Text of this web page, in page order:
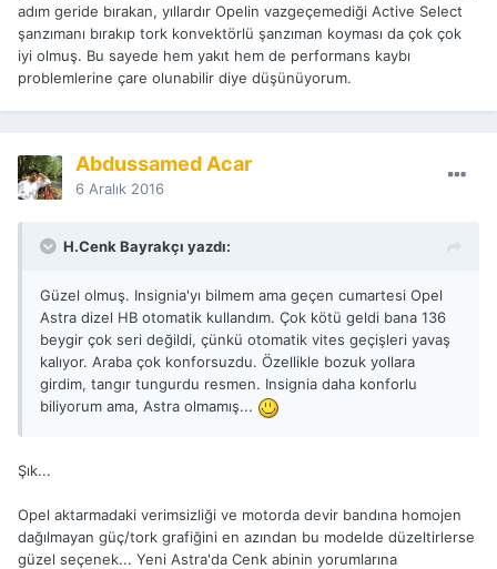
adım geride bırakan, yıllardır Opelin vazgeçemediği Active Select
şanzımanı bırakıp tork konvektörlü şanzıman koyması da çok çok
iyi olmuş. Bu sayede hem yakıt hem de performans kaybı
problemlerine çare olunabilir diye düşünüyorum.
Abdussamed Acar
6 Aralık 2016
H.Cenk Bayrakçı yazdı:
Güzel olmuş. Insignia'yı bilmem ama geçen cumartesi Opel
Astra dizel HB otomatik kullandım. Çok kötü geldi bana 136
beygir çok seri değildi, çünkü otomatik vites geçişleri yavaş
kalıyor. Araba çok konforsuzdu. Özellikle bozuk yollara
girdim, tangır tungurdu resmen. Insignia daha konforlu
biliyorum ama, Astra olmamış...
Şık...
Opel aktarmadaki verimsizliği ve motorda devir bandına homojen
dağılmayan güç/tork grafiğini en azından bu modelde düzeltirlerse
güzel seçenek... Yeni Astra'da Cenk abinin yorumlarına